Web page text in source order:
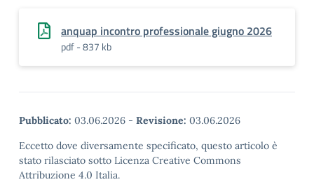
anquap incontro professionale giugno 2026
pdf - 837 kb
Pubblicato: 03.06.2026 - Revisione: 03.06.2026
Eccetto dove diversamente specificato, questo articolo è
stato rilasciato sotto Licenza Creative Commons
Attribuzione 4.0 Italia.